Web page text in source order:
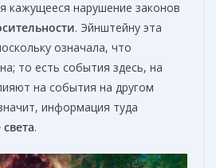
кажущееся нарушение законов
. Эйнштейну эта
означала, что
то есть события здесь, на
на события на другом
информация туда
.